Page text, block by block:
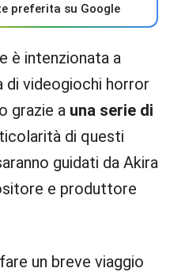
preferita su Google
è intenzionata a
di videogiochi horror
grazie a una serie di
di questi
guidati da Akira
e produttore
un breve viaggio